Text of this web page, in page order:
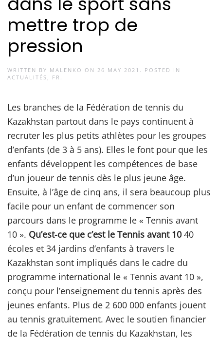
mettre trop de
pression
WRITTEN BY MALENKO ON 26 MAY 2021 . POSTED IN
ACTUALITÉS , FR .
Les branches de la Fédération de tennis du
Kazakhstan partout dans le pays continuent à
recruter les plus petits athlètes pour les groupes
d’enfants (de 3 à 5 ans). Elles le font pour que les
enfants développent les compétences de base
d’un joueur de tennis dès le plus jeune âge.
Ensuite, à l’âge de cinq ans, il sera beaucoup plus
facile pour un enfant de commencer son
parcours dans le programme le « Tennis avant
10 ». Qu’est-ce que c’est le Tennis avant 10 40
écoles et 34 jardins d’enfants à travers le
Kazakhstan sont impliqués dans le cadre du
programme international le « Tennis avant 10 »,
conçu pour l’enseignement du tennis après des
jeunes enfants. Plus de 2 600 000 enfants jouent
au tennis gratuitement. Avec le soutien financier
de la Fédération de tennis du Kazakhstan, les